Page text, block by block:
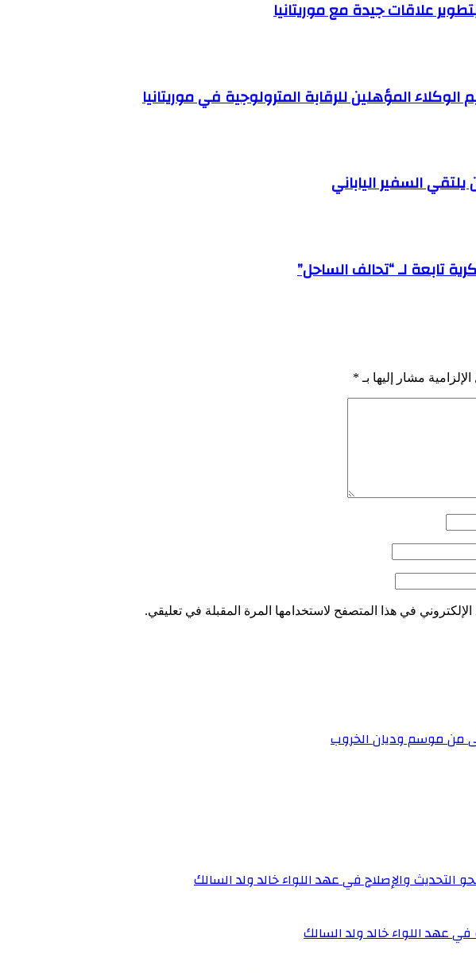
علاقات جيدة مع موريتانيا
المؤهلين للرقابة المترولوجية في موريتانيا
السفير الياباني
تابعة لـ “تحالف الساحل”
مشار إليها بـ *
في هذا المتصفح لاستخدامها المرة المقبلة في تعليقي.
من موسم وديان الخروب
التحديث والإصلاح في عهد اللواء خالد ولد السالك
في عهد اللواء خالد ولد السالك